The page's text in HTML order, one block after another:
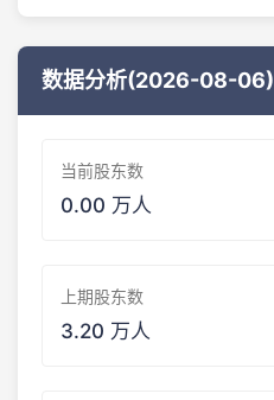
数据分析(2026-08-06)
当前股东数
0.00 万人
上期股东数
3.20 万人